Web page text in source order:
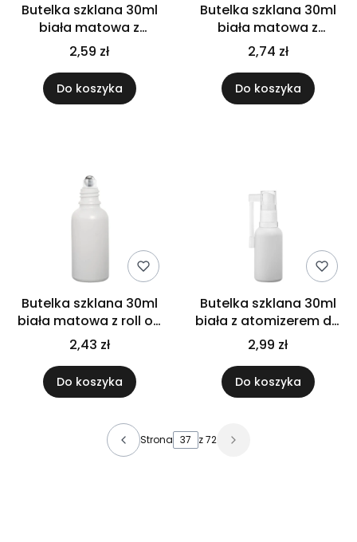
Butelka szklana 30ml
biała matowa z
pompką
2,59 zł
Do koszyka
Butelka szklana 30ml
biała matowa z
pompką złoto czarną
do kremu oleju
2,74 zł
Do koszyka
Butelka szklana 30ml
biała matowa z roll on
+ nakretka
2,43 zł
Do koszyka
Butelka szklana 30ml
biała z atomizerem do
gardła
2,99 zł
Do koszyka
Strona z 72